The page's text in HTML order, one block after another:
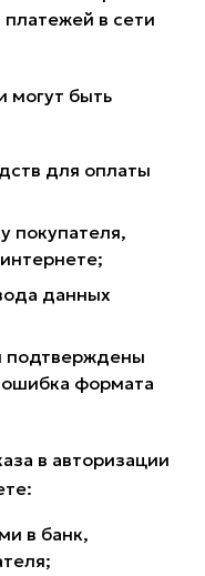
в сети
могут быть
для оплаты
покупателя,
данных
подтверждены
формата
в авторизации
в банк,